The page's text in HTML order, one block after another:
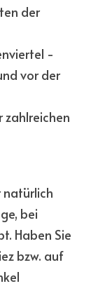
der
-
vor der
natürlich
bei
Haben Sie
bzw. auf